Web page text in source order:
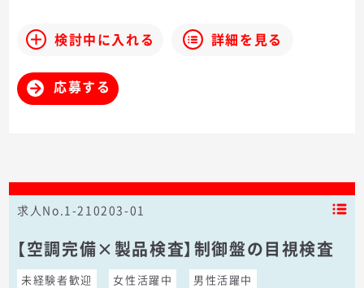
検討中に入れる 詳細を見る
応募する
求人No.1-210203-01
【空調完備×製品検査】制御盤の目視検査
未経験者歓迎 女性活躍中 男性活躍中